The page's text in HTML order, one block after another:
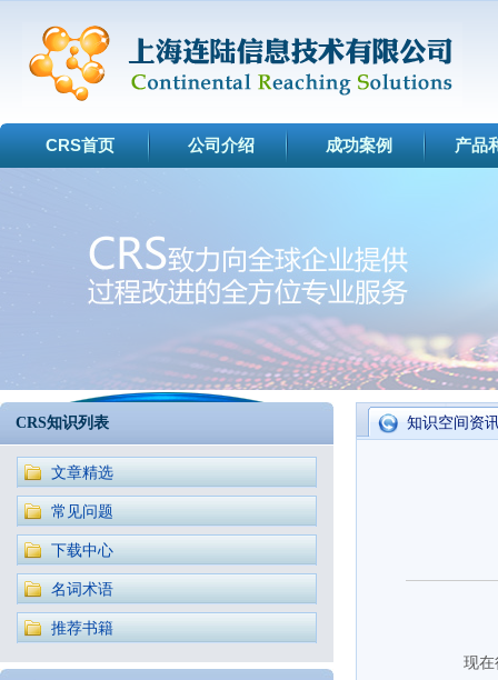
CRS首页 公司介绍 成功案例 产品
知识空间资
现在很
CRS知识列表
文章精选
常见问题
下载中心
名词术语
推荐书籍